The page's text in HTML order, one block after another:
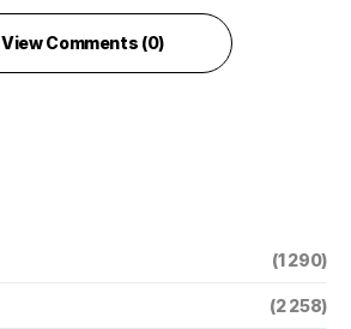
View Comments (0)
(1 290)
(2 258)